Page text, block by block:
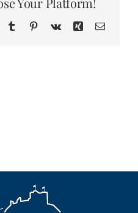
TumblrPinterest
Vk Xing Email